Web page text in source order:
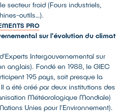
secteur froid (Fours industriels,
outils…).
PRO
sur l'évolution du climat
Intergouvernemental sur
anglais). Fondé en 1988, le GIEC
195 pays, soit presque la
a été créé par deux institutions des
Météorologique Mondiale)
Unies pour l’Environnement).